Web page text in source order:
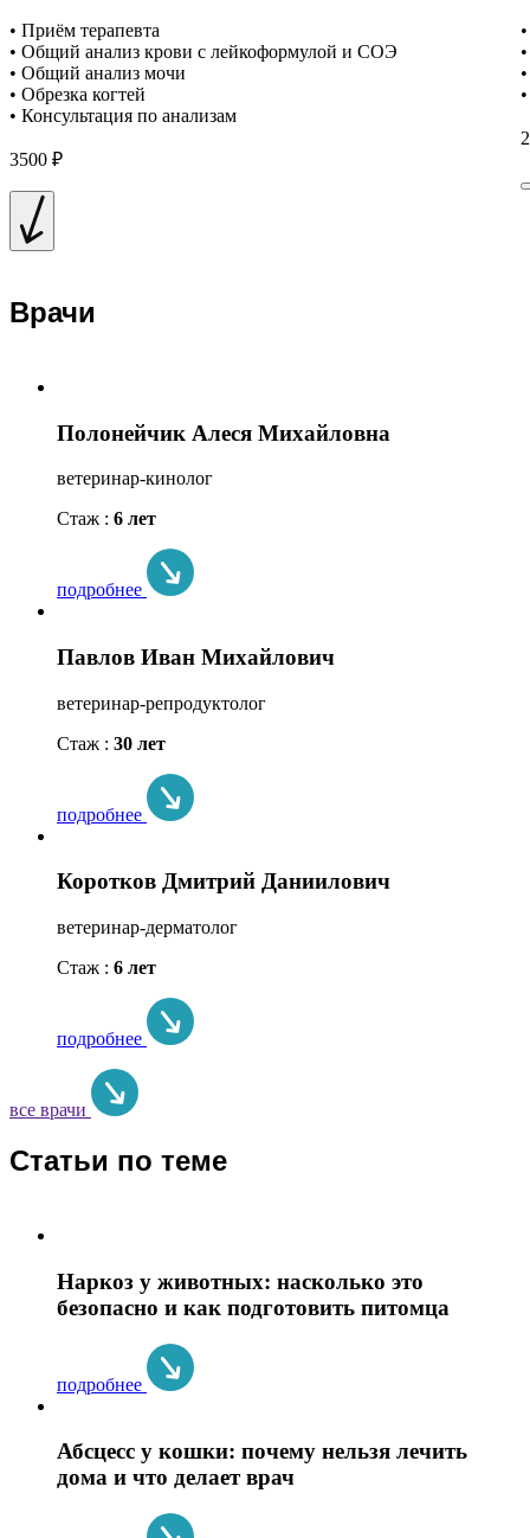
• Приём терапевта
• Общий анализ крови с лейкоформулой и СОЭ
• Общий анализ мочи
• Обрезка когтей
• Консультация по анализам
3500 ₽
Врачи
Полонейчик Алеся Михайловна
ветеринар-кинолог
Стаж : 6 лет
подробнее
Павлов Иван Михайлович
ветеринар-репродуктолог
Стаж : 30 лет
подробнее
Коротков Дмитрий Даниилович
ветеринар-дерматолог
Стаж : 6 лет
подробнее
все врачи
Статьи по теме
Наркоз у животных: насколько это
безопасно и как подготовить питомца
подробнее
Абсцесс у кошки: почему нельзя лечить
дома и что делает врач